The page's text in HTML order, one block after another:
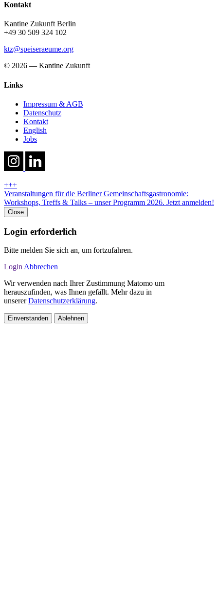
Kontakt
Kantine Zukunft Berlin
+49 30 509 324 102
ktz@speiseraeume.org
© 2026 — Kantine Zukunft
Links
Impressum & AGB
Datenschutz
Kontakt
English
Jobs
+++
Veranstaltungen für die Berliner Gemeinschaftsgastronomie:
Workshops, Treffs & Talks – unser Programm 2026. Jetzt anmelden!
Close
Login erforderlich
Bitte melden Sie sich an, um fortzufahren.
Login Abbrechen
Wir verwenden nach Ihrer Zustimmung Matomo um
herauszufinden, was Ihnen gefällt. Mehr dazu in
unsererDatenschutzerklärung.
Einverstanden Ablehnen